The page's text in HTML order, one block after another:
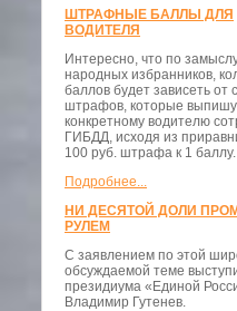
ШТРАФНЫЕ БАЛЛЫ ДЛЯ
ВОДИТЕЛЯ
Интересно, что по
народных избранников,
баллов будет зависеть от
штрафов, которые
конкретному водителю
ГИБДД, исходя из
100 руб. штрафа к 1 баллу.
Подробнее...
НИ ДЕСЯТОЙ ДОЛИ
РУЛЕМ
С заявлением по этой
обсуждаемой теме
президиума «Единой
Владимир Гутенев.